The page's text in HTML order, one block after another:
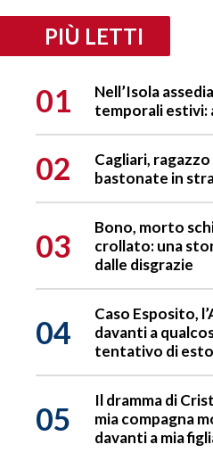
PIÙ LETTI
01
Nell’Isola
temporali estivi:
02
Cagliari,
bastonate in
03
Bono, morto
crollato: una
dalle disgrazie
04
Caso Esposito,
davanti a
tentativo di
05
Il dramma di
mia compagna
davanti a mia